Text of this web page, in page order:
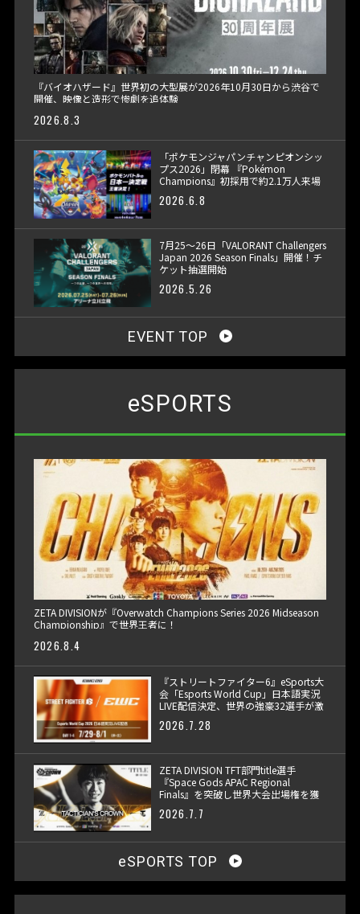
『バイオハザード』世界初の大型展が2026年10月30日から渋谷で
開催、映像と造形で惨劇を追体験
2026.8.3
「ポケモンジャパンチャンピオンシッ
プス2026」閉幕 『Pokémon
Champions』初採用で約2.1万人来場
2026.6.8
7月25〜26日「VALORANT Challengers
Japan 2026 Season Finals」開催！チ
ケット抽選開始
2026.5.26
EVENT TOP
eSPORTS
ZETA DIVISIONが『Overwatch Champions Series 2026 Midseason
Championship』で世界王者に！
2026.8.4
『ストリートファイター6』eSports大
会「Esports World Cup」日本語実況
LIVE配信決定、世界の強豪32選手が激
突
2026.7.28
ZETA DIVISION TFT部門title選手
『Space Gods APAC Regional
Finals』を突破し世界大会出場権を獲
2026.7.7
eSPORTS TOP